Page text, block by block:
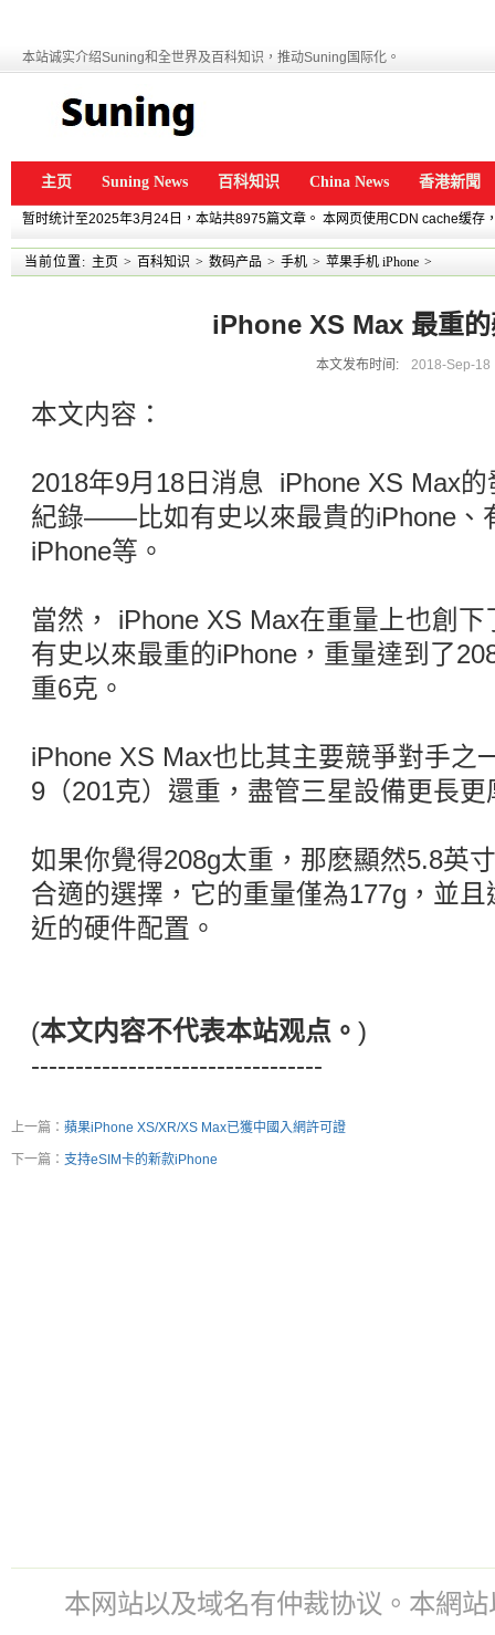
本站诚实介绍Suning和全世界及百科知识，推动Suning国际化。
主页 Suning News 百科知识 China News 香港新聞
暂时统计至2025年3月24日，本站共8975篇文章。 本网页使用CDN cache缓存
当前位置: 主页 > 百科知识 > 数码产品 > 手机 > 苹果手机 iPhone >
iPhone XS Max 最重
本文发布时间: 2018-Sep-18
本文内容：
2018年9月18日消息 iPhone XS Max
紀錄——比如有史以來最貴的iPhone、
iPhone等。
當然， iPhone XS Max在重量上也創
有史以來最重的iPhone，重量達到了
重6克。
iPhone XS Max也比其主要競爭對手之
9（201克）還重，盡管三星設備更長更
如果你覺得208g太重，那麽顯然5.8英
合適的選擇，它的重量僅為177g，並
近的硬件配置。
(本文内容不代表本站观点。 )
---------------------------------
上一篇： 蘋果iPhone XS/XR/XS Max已獲中國入網許可證
下一篇： 支持eSIM卡的新款iPhone
本网站以及域名有仲裁协议。本網